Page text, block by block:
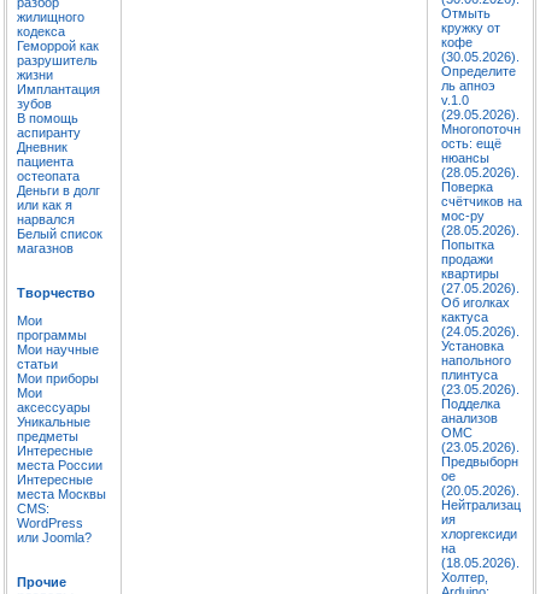
жилищного
кодекса
Геморрой как
разрушитель
жизни
Имплантация
зубов
В помощь
аспиранту
Дневник
пациента
остеопата
Деньги в долг
или как я
нарвался
Белый список
магазнов
Творчество
Мои
программы
Мои научные
статьи
Мои приборы
Мои
аксессуары
Уникальные
предметы
Интересные
места России
Интересные
места Москвы
CMS:
WordPress
или Joomla?
Прочие
Отмыть
кружку от
кофе
(30.05.2026).
Определите
ль апноэ
v.1.0
(29.05.2026).
Многопоточн
ость: ещё
нюансы
(28.05.2026).
Поверка
счётчиков на
мос-ру
(28.05.2026).
Попытка
продажи
квартиры
(27.05.2026).
Об иголках
кактуса
(24.05.2026).
Установка
напольного
плинтуса
(23.05.2026).
Подделка
анализов
ОМС
(23.05.2026).
Предвыборн
ое
(20.05.2026).
Нейтрализац
ия
хлоргексиди
на
(18.05.2026).
Холтер,